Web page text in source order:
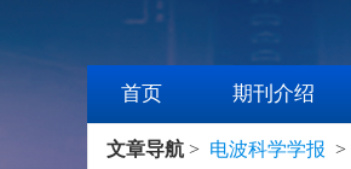
首页 期刊介绍
文章导航 > 电波科学学报 >